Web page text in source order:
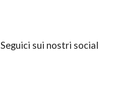
Seguici sui nostri social